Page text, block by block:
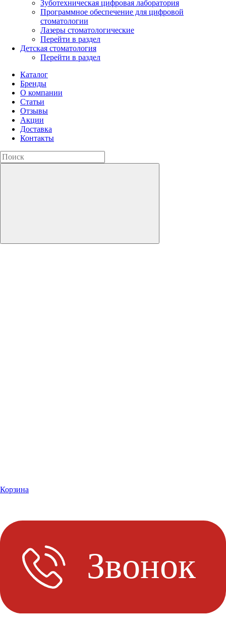
Зуботехническая цифровая лаборатория
Программное обеспечение для цифровой
стоматологии
Лазеры стоматологические
Перейти в раздел
Детская стоматология
Перейти в раздел
Каталог
Бренды
О компании
Статьи
Отзывы
Акции
Доставка
Контакты
Корзина